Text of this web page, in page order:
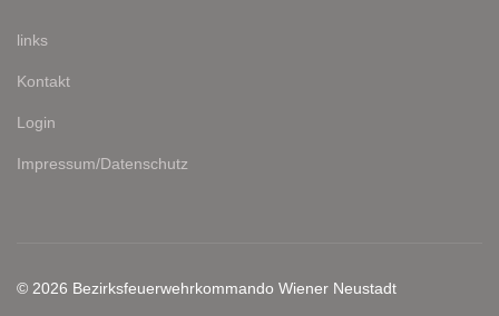
links
Kontakt
Login
Impressum/Datenschutz
© 2026 Bezirksfeuerwehrkommando Wiener Neustadt